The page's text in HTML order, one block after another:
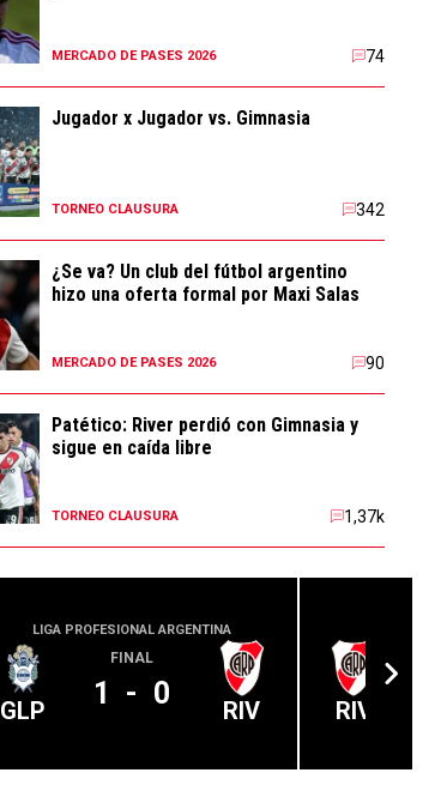
MERCADO DE PASES 2026 74
Jugador x Jugador vs. Gimnasia
TORNEO CLAUSURA 342
¿Se va? Un club del fútbol argentino
hizo una oferta formal por Maxi Salas
MERCADO DE PASES 2026 90
Patético: River perdió con Gimnasia y
sigue en caída libre
TORNEO CLAUSURA 1,37k
LIGA PROFESIONAL ARGENTINA
GLP
FINAL
1 - 0 RIV RIV